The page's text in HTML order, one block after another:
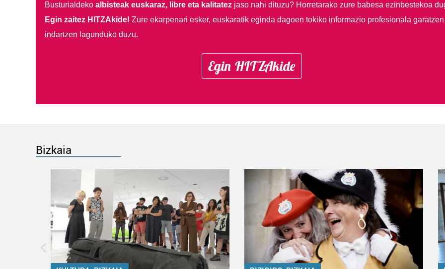
Busturialdeko albisteak euskaraz, libre eta kalitatezjaso nahi dituzu? Horretarako zure babesa ezinbestekoa
Egin zaitez HITZAkide! Zure ekarpenari esker, euskaratik eginda dagoen tokiko informazio profesionala garatzen
indartzen lagunduko duzu.
Egin HITZAkide
Bizkaia